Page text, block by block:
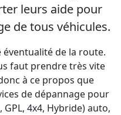
leurs aide pour
de tous véhicules.
éventualité de la route.
faut prendre très vite
à ce propos que
de dépannage pour
4x4, Hybride) auto,